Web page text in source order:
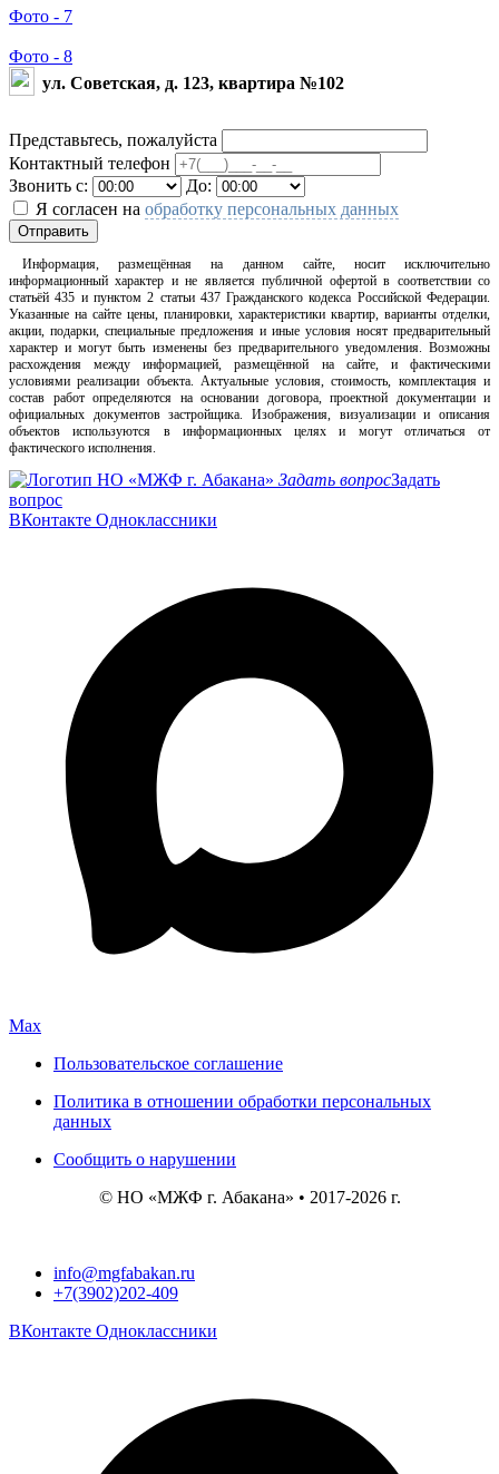
Фото - 7
Фото - 8
ул. Советская, д. 123, квартира №102
Представьтесь, пожалуйста
Контактный телефон
Звонить с:
До:
Я согласен на обработку персональных данных
Отправить
Информация, размещённая на данном сайте, носит исключительно
информационный характер и не является публичной офертой в соответствии со
статьёй 435 и пунктом 2 статьи 437 Гражданского кодекса Российской Федерации.
Указанные на сайте цены, планировки, характеристики квартир, варианты отделки,
акции, подарки, специальные предложения и иные условия носят предварительный
характер и могут быть изменены без предварительного уведомления. Возможны
расхождения между информацией, размещённой на сайте, и фактическими
условиями реализации объекта. Актуальные условия, стоимость, комплектация и
состав работ определяются на основании договора, проектной документации и
официальных документов застройщика. Изображения, визуализации и описания
объектов используются в информационных целях и могут отличаться от
фактического исполнения.
Задать вопросЗадать
вопрос
ВКонтакте Одноклассники
Max
Пользовательское соглашение
Политика в отношении обработки персональных
данных
Сообщить о нарушении
© НО «МЖФ г. Абакана» • 2017-2026 г.
info@mgfabakan.ru
+7(3902)202-409
ВКонтакте Одноклассники